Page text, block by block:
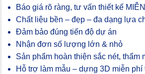
Báo giá rõ ràng, tư vấn thiết kế MIỄN
Chất liệu bền – đẹp – đa dạng lựa
Đảm bảo đúng tiến độ dự án
Nhận đơn số lượng lớn & nhỏ
Sản phẩm hoàn thiện sắc nét, thẩm
Hỗ trợ làm mẫu – dựng 3D miễn phí